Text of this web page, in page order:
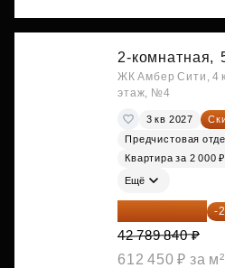
2-комнатная,
ЖК Амбер Сити, 4
этаж, №4
3 кв 2027
Предчистовая
Квартира за 2 000
Ещё
32 092 380 ₽ -
42 789 840 ₽
612 450 ₽ за м²